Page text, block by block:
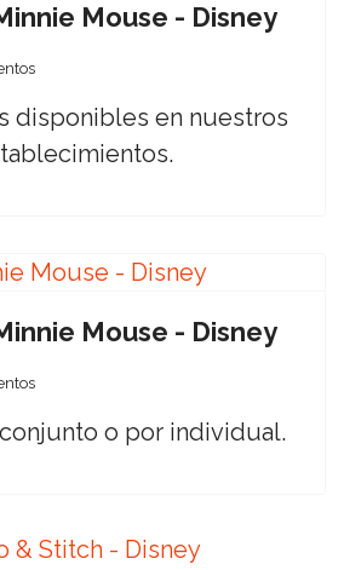
Mouse - Disney
disponibles en nuestros
Mouse - Disney
o por individual.
& Stitch - Disney